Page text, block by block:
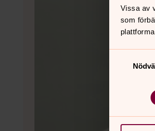
Vissa av
som